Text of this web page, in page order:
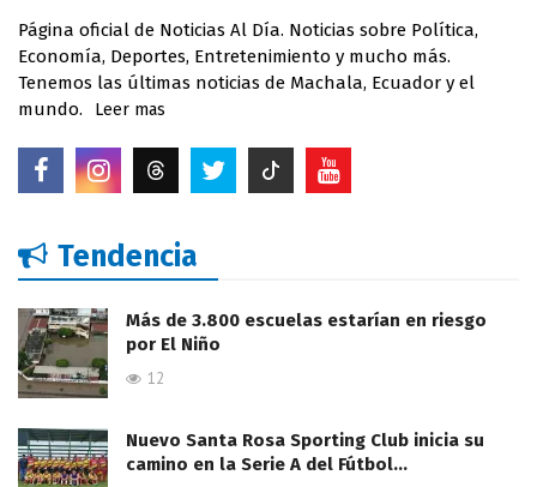
Página oficial de Noticias Al Día. Noticias sobre Política,
Economía, Deportes, Entretenimiento y mucho más.
Tenemos las últimas noticias de Machala, Ecuador y el
mundo.
Leer mas
Tendencia
Más de 3.800 escuelas estarían en riesgo
por El Niño
12
Nuevo Santa Rosa Sporting Club inicia su
camino en la Serie A del Fútbol…